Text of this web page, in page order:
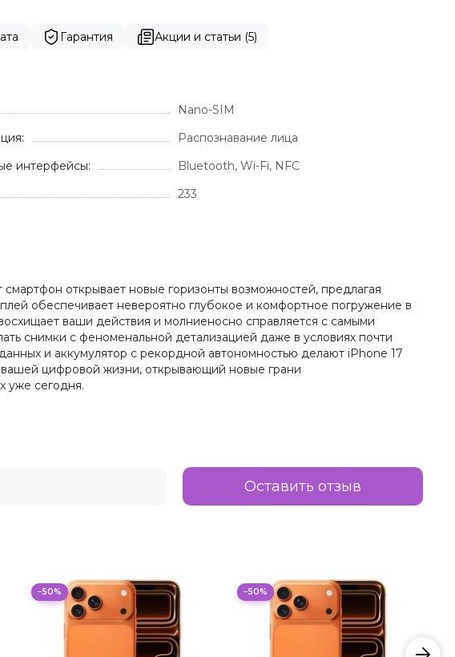
Гарантия Акции и статьи (5)
Nano-SIM
Распознавание лица
интерфейсы:
Bluetooth, Wi-Fi, NFC
233
открывает новые горизонты возможностей, предлагая
обеспечивает невероятно глубокое и комфортное погружение в
ваши действия и молниеносно справляется с самыми
снимки с феноменальной детализацией даже в условиях почти
и аккумулятор с рекордной автономностью делают iPhone 17
цифровой жизни, открывающий новые грани
уже сегодня.
Оставить отзыв
−50% −50%